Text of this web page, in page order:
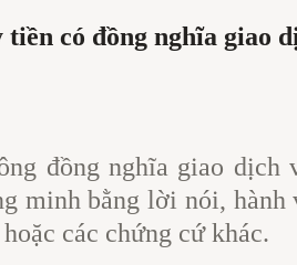
tiền có đồng nghĩa giao
đồng nghĩa giao
minh bằng lời nói,
các chứng cứ khác.